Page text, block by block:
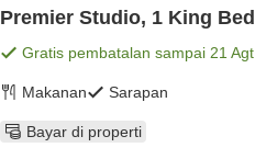
Premier Studio, 1 King Bed
Gratis pembatalan sampai 21 Agt
Makanan Sarapan
Bayar di properti